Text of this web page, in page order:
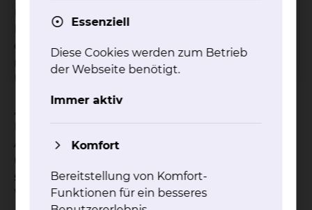
Blutgefäßen), besteht darüber hinaus weiterhin
die Möglichkeit, die Patienten schnell in die
nächstgelegene überregional zertifizierte Stroke-
Unit nach Braunschweig oder Celle zu verlegen.
„Gerade die Gesundheitsversorgung ist
Daseinsvorsorge und damit eine kommunale
Aufgabe. Deshalb ist mir die Zusammenarbeit
sehr wichtig. Hier können wir durch
Wissenstransfer und unsere technische
Essenziell
Diese Cookies werden zum Betrieb
der Webseite benötigt.
Immer aktiv
Komfort
Bereitstellung von Komfort-
Funktionen für ein besseres